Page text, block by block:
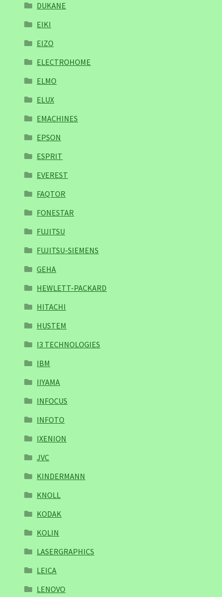
DUKANE
EIKI
EIZO
ELECTROHOME
ELMO
ELUX
EMACHINES
EPSON
ESPRIT
EVEREST
FAQTOR
FONESTAR
FUJITSU
FUJITSU-SIEMENS
GEHA
HEWLETT-PACKARD
HITACHI
HUSTEM
I3 TECHNOLOGIES
IBM
IIYAMA
INFOCUS
INFOTO
IXENION
JVC
KINDERMANN
KNOLL
KODAK
KOLIN
LASERGRAPHICS
LEICA
LENOVO